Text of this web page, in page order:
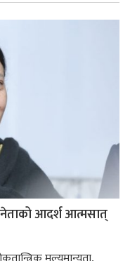
आदर्श आत्मसात्